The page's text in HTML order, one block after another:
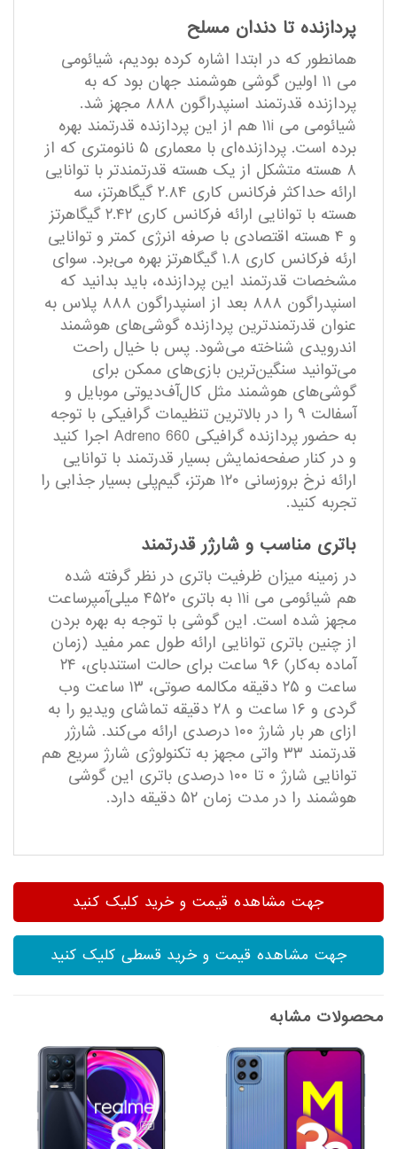
پردازنده تا دندان مسلح
همانطور که در ابتدا اشاره کرده بودیم، شیائومی
می ۱۱ اولین گوشی هوشمند جهان بود که به
پردازنده قدرتمند اسنپدراگون ۸۸۸ مجهز شد.
شیائومی می ۱۱i هم از این پردازنده قدرتمند بهره
برده است. پردازنده‌ای با معماری ۵ نانومتری که از
۸ هسته متشکل از یک هسته قدرتمند‌تر با توانایی
ارائه حداکثر فرکانس کاری ۲.۸۴ گیگاهرتز، سه
هسته با توانایی ارائه فرکانس کاری ۲.۴۲ گیگاهرتز
و ۴ هسته اقتصادی با صرفه انرژی کمتر و توانایی
ارئه فرکانس کاری ۱.۸ گیگاهرتز بهره می‌برد. سوای
مشخصات قدرتمند این پردازنده، باید بدانید که
اسنپدراگون ۸۸۸ بعد از اسنپدراگون ۸۸۸ پلاس به
عنوان قدرتمند‌ترین پردازنده گوشی‌های هوشمند
اندرویدی شناخته می‌شود. پس با خیال راحت
می‌توانید سنگین‌ترین بازی‌های ممکن برای
گوشی‌های هوشمند مثل کال‌آف‌دیوتی موبایل و
آسفالت ۹ را در بالا‌ترین تنظیمات گرافیکی با توجه
به حضور پردازنده گرافیکی Adreno 660 اجرا کنید
و در کنار صفحه‌نمایش بسیار قدرتمند با توانایی
ارائه نرخ بروزسانی ۱۲۰ هرتز، گیم‌پلی بسیار جذابی را
تجربه کنید.
باتری مناسب و شارژر قدرتمند
در زمینه میزان ظرفیت باتری در نظر گرفته شده
هم شیائومی می ۱۱i به باتری ۴۵۲۰ میلی‌آمپر‌ساعت
مجهز شده است. این گوشی با توجه به بهره بردن
از چنین باتری توانایی ارائه طول عمر مفید (زمان
آماده به‌کار) ۹۶ ساعت برای حالت استند‌بای، ۲۴
ساعت و ۲۵ دقیقه مکالمه صوتی، ۱۳ ساعت وب
گردی و ۱۶ ساعت و ۲۸ دقیقه تماشای ویدیو را به
ازای هر بار شارژ ۱۰۰ درصدی ارائه می‌کند. شارژر
قدرتمند ۳۳ واتی مجهز به تکنولوژی شارژ سریع هم
توانایی شارژ ۰ تا ۱۰۰ درصدی باتری این گوشی
هوشمند را در مدت زمان ۵۲ دقیقه دارد.
جهت مشاهده قیمت و خرید کلیک کنید
جهت مشاهده قیمت و خرید قسطی کلیک کنید
محصولات مشابه